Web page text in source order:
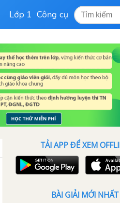
Lớp 1 Công cụ
TẢI APP ĐỂ XEM
BÀI GIẢI MỚI NHẤT